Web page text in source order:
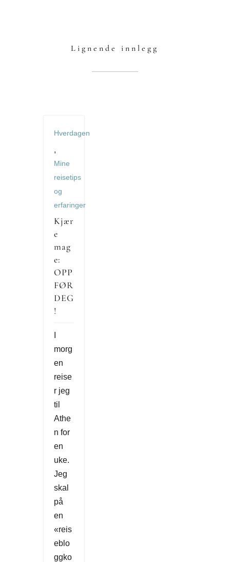
Lignende innlegg
Hverdagen
,
Mine
reisetips
og
erfaringer
Kjær
e
mag
e:
OPP
FØR
DEG
!
morg
en
reise
r jeg
til
Athe
n for
en
uke.
Jeg
skal
på
en
«reis
eblo
ggko